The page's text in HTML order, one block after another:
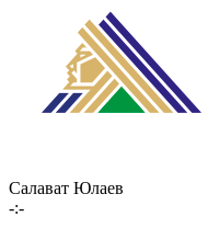
Салават Юлаев
-:-